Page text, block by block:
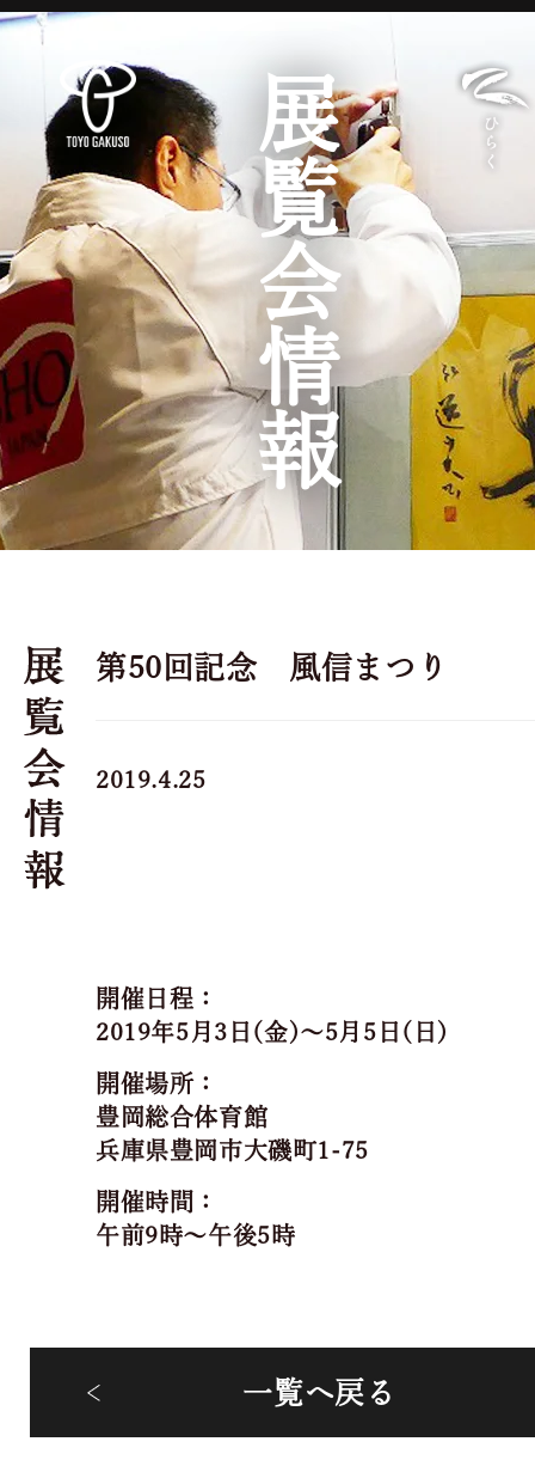
展覧会情報
第50回記念 風信まつり
2019.4.25
開催日程：
2019年5月3日(金)～5月5日(日)
開催場所：
豊岡総合体育館
兵庫県豊岡市大磯町1-75
開催時間：
午前9時～午後5時
一覧へ戻る